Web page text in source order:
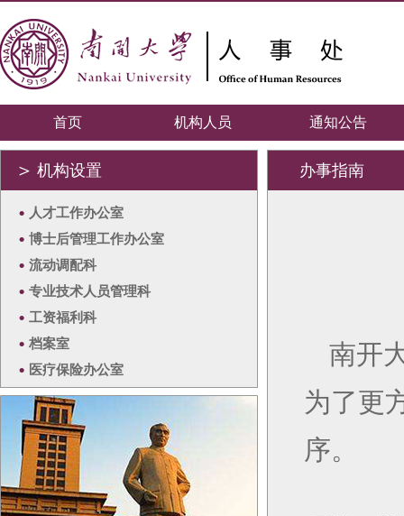
首页 机构人员 通知公告
＞ 机构设置
• 人才工作办公室
• 博士后管理工作办公室
• 流动调配科
• 专业技术人员管理科
• 工资福利科
• 档案室
• 医疗保险办公室
办事指南
南开
为了更
序。